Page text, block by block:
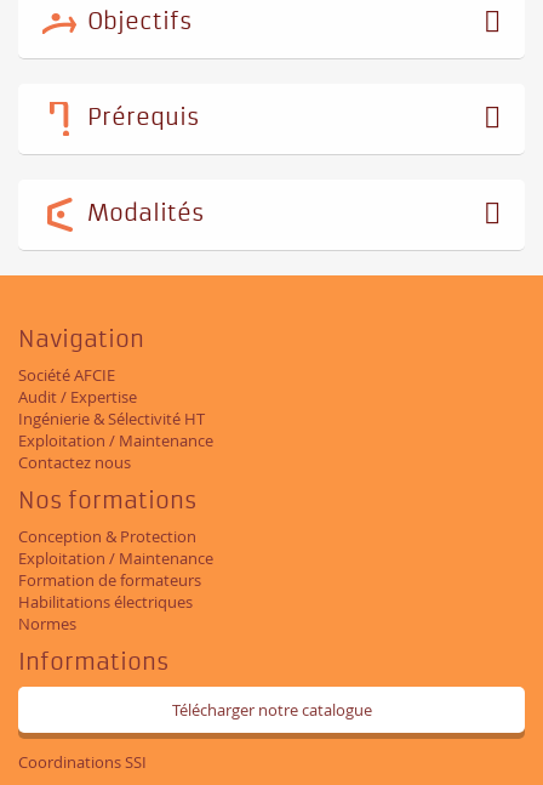
Objectifs
Prérequis
Modalités
Navigation
Société AFCIE
Audit / Expertise
Ingénierie & Sélectivité HT
Exploitation / Maintenance
Contactez nous
Nos formations
Conception & Protection
Exploitation / Maintenance
Formation de formateurs
Habilitations électriques
Normes
Informations
Télécharger notre catalogue
Coordinations SSI